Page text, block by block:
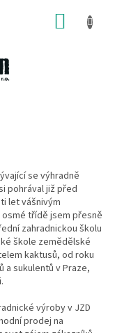
se výhradně
pohrával již před
let vášnivým
třídě jsem přesně
zahradnickou školu
škole zemědělské
kaktusů, od roku
a sukulentů v Praze,
výroby v JZD
prodej na